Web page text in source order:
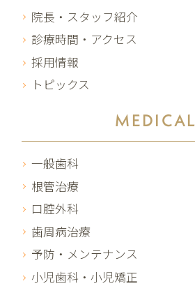
院長・スタッフ紹介
診療時間・アクセス
採用情報
トピックス
MEDICAL
一般歯科
根管治療
口腔外科
歯周病治療
予防・メンテナンス
小児歯科・小児矯正